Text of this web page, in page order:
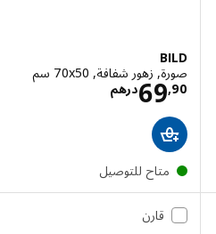
BILD
صورة, زهور شفافة, ‎70x50 سم‏
درهم69, الاسعار درهم
متاح للتوصيل
قارن